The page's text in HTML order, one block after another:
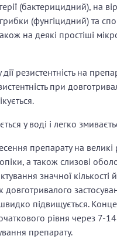
(бактерицидний), на
(фунгіцидний) та
на деякі простіші
резистентність на
при
у воді і легко
препарату на великі
а також слизові
значної кількості
довготривалого
підвищується.
рівня через 7-14
препарату.